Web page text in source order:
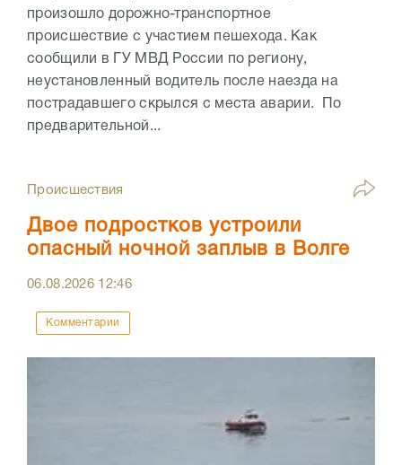
произошло дорожно-транспортное
происшествие с участием пешехода. Как
сообщили в ГУ МВД России по региону,
неустановленный водитель после наезда на
пострадавшего скрылся с места аварии. По
предварительной...
Происшествия
Двое подростков устроили
опасный ночной заплыв в Волге
06.08.2026 12:46
Комментарии